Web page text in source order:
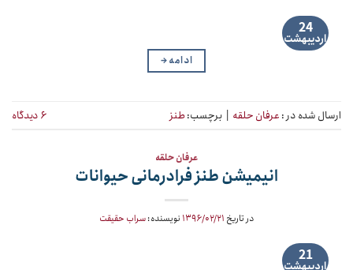
24
اردیبهشت
ادامه→
ارسال شده در : عرفان حلقه | برچسب:طنز ۶ دیدگاه
عرفان حلقه
انیمیشن طنز فرادرمانی حیوانات
در تاریخ ۱۳۹۶/۰۲/۲۱ نویسنده:سراب حقیقت
21
اردیبهشت